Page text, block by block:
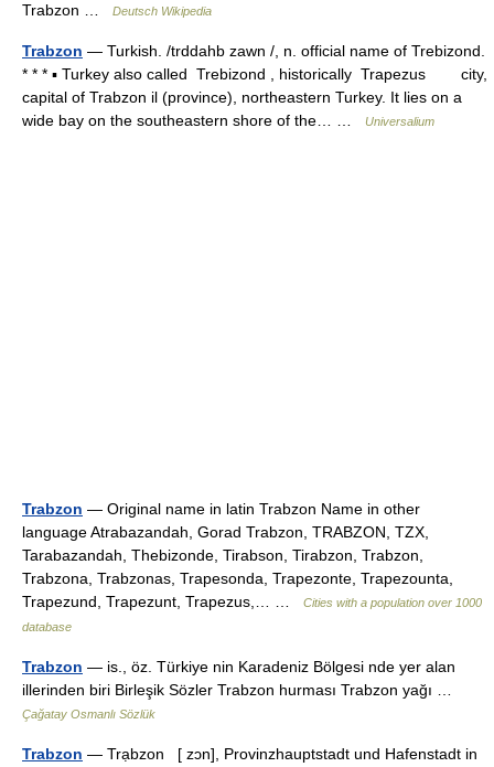
Trabzon …
Deutsch Wikipedia
Trabzon — Turkish. /trddahb zawn /, n. official name of Trebizond.
* * * ▪ Turkey also called Trebizond , historically Trapezus city,
capital of Trabzon il (province), northeastern Turkey. It lies on a
wide bay on the southeastern shore of the… …
Universalium
Trabzon — Original name in latin Trabzon Name in other
language Atrabazandah, Gorad Trabzon, TRABZON, TZX,
Tarabazandah, Thebizonde, Tirabson, Tirabzon, Trabzon,
Trabzona, Trabzonas, Trapesonda, Trapezonte, Trapezounta,
Trapezund, Trapezunt, Trapezus,… …
Cities with a population over 1000
database
Trabzon — is., öz. Türkiye nin Karadeniz Bölgesi nde yer alan
illerinden biri Birleşik Sözler Trabzon hurması Trabzon yağı …
Çağatay Osmanlı Sözlük
Trabzon — Trạbzon [ zɔn], Provinzhauptstadt und Hafenstadt in